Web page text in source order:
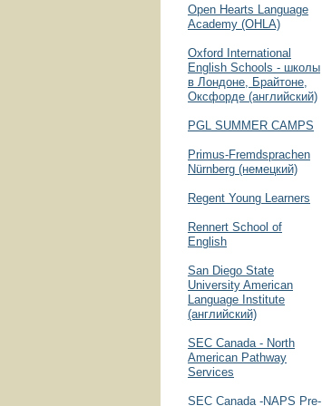
Open Hearts Language
Academy (OHLA)
Oxford International
English Schools - школы
в Лондоне, Брайтоне,
Оксфорде (английский)
PGL SUMMER CAMPS
Primus-Fremdsprachen
Nürnberg (немецкий)
Regent Young Learners
Rennert School of
English
San Diego State
University American
Language Institute
(английский)
SEC Canada - North
American Pathway
Services
SEC Canada -NAPS Pre-